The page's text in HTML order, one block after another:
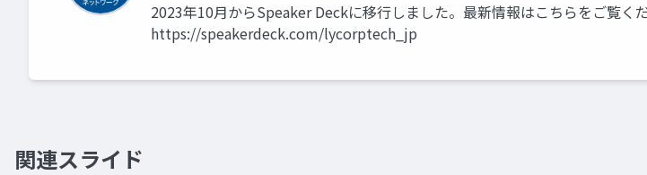
2023年10月からSpeaker Deckに移行しました。最新情報はこちらをご覧くだ
https://speakerdeck.com/lycorptech_jp
関連スライド